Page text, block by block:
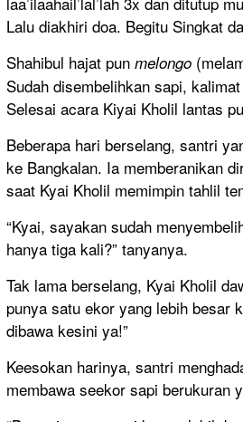
Lalu diakhiri doa. Begitu Singkat
Shahibul hajat pun melongo
Sudah disembelihkan sapi,
Selesai acara Kiyai Kholil lantas
Beberapa hari berselang, santri
ke Bangkalan. Ia memberanikan
saat Kyai Kholil memimpin tahlil
“Kyai, sayakan sudah
hanya tiga kali?” tanyanya.
Tak lama berselang, Kyai Kholil
punya satu ekor yang lebih besar
dibawa kesini ya!”
Keesokan harinya, santri
membawa seekor sapi berukuran